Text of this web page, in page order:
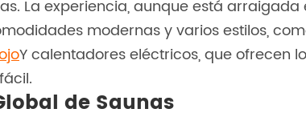
La experiencia, aunque está
modernas y varios estilos,
Y calentadores eléctricos, que ofrecen
de Saunas